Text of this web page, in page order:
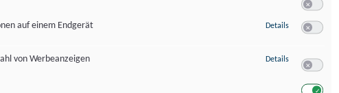
auf einem Endgerät
Details zu Speichern
von Werbeanzeigen
Details zu